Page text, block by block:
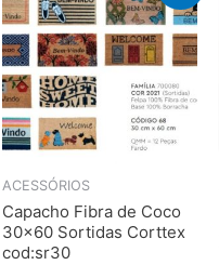
ACESSÓRIOS
Capacho Fibra de Coco
30×60 Sortidas Corttex
cod:sr30